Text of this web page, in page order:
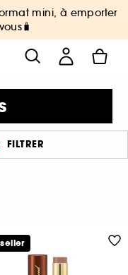
mini, à emporter
FILTRER